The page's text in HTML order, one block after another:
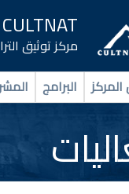
CULTNAT
مركز توثيق
البرامج